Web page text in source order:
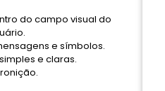
do campo visual do
e símbolos.
e claras.